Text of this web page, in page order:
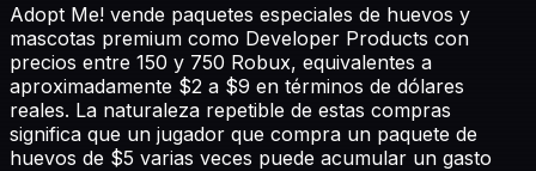
Adopt Me! vende paquetes especiales de huevos y
mascotas premium como Developer Products con
precios entre 150 y 750 Robux, equivalentes a
aproximadamente $2 a $9 en términos de dólares
reales. La naturaleza repetible de estas compras
significa que un jugador que compra un paquete de
huevos de $5 varias veces puede acumular un gasto